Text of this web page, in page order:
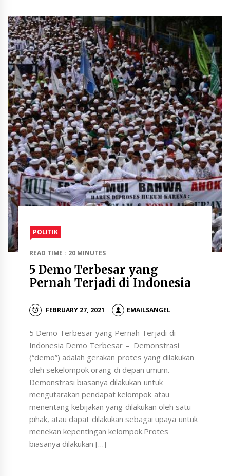
POLITIK
READ TIME : 20 MINUTES
5 Demo Terbesar yang
Pernah Terjadi di Indonesia
FEBRUARY 27, 2021 EMAILSANGEL
5 Demo Terbesar yang Pernah Terjadi di
Indonesia Demo Terbesar – Demonstrasi
(“demo”) adalah gerakan protes yang dilakukan
oleh sekelompok orang di depan umum.
Demonstrasi biasanya dilakukan untuk
mengutarakan pendapat kelompok atau
menentang kebijakan yang dilakukan oleh satu
pihak, atau dapat dilakukan sebagai upaya untuk
menekan kepentingan kelompok.Protes
biasanya dilakukan […]